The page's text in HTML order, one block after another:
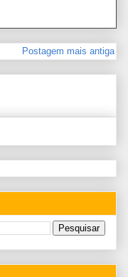
Postagem mais antiga